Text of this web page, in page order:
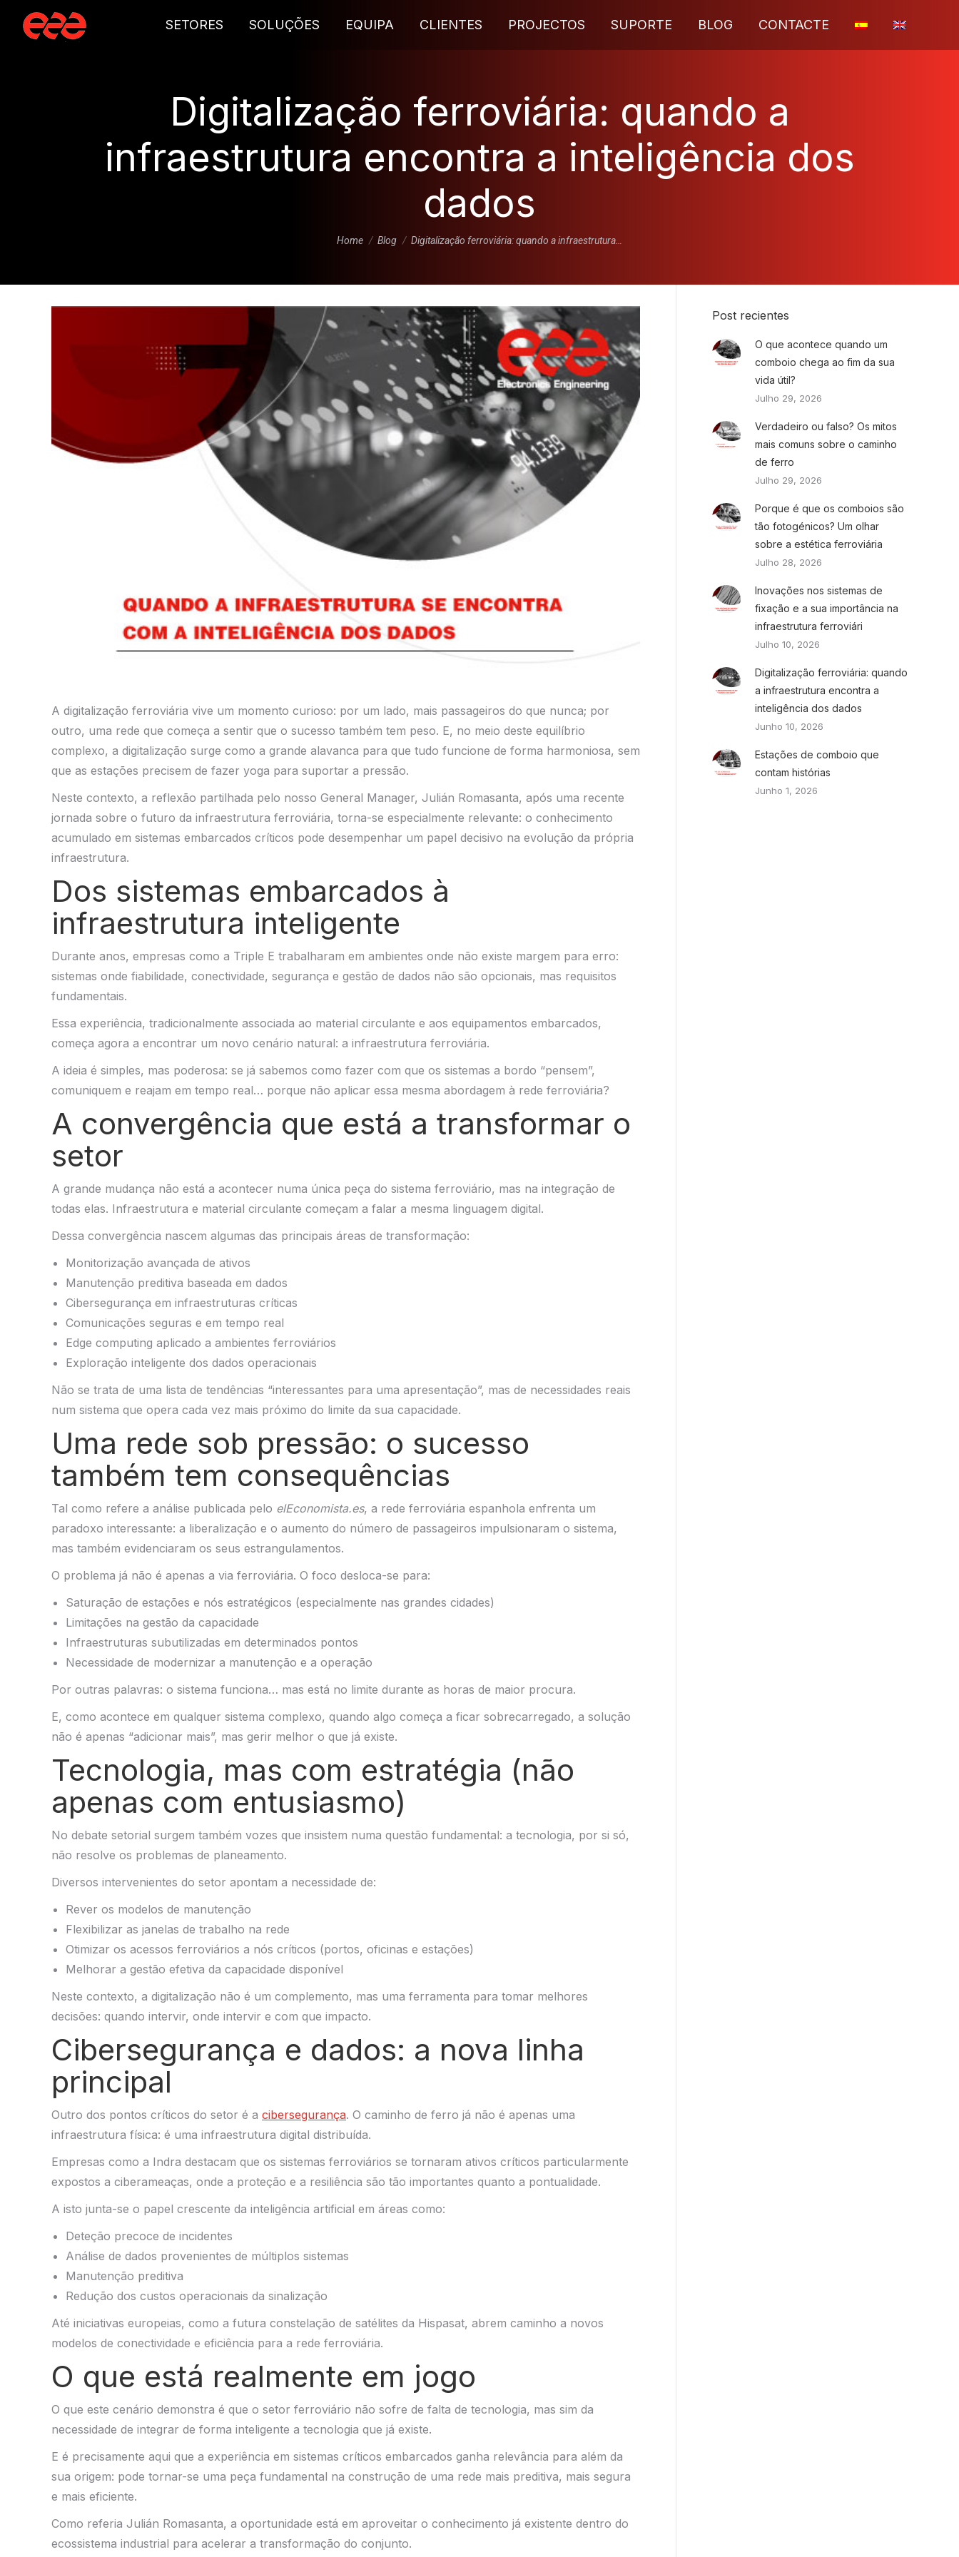
SETORES SOLUÇÕES EQUIPA CLIENTES PROJECTOS SUPORTE BLOG CONTACTE
Digitalização ferroviária: quando a
infraestrutura encontra a inteligência dos
dados
You are here:
Home Blog Digitalização ferroviária: quando a infraestrutura…
A digitalização ferroviária vive um momento curioso: por um lado, mais passageiros do que nunca; por
outro, uma rede que começa a sentir que o sucesso também tem peso. E, no meio deste equilíbrio
complexo, a digitalização surge como a grande alavanca para que tudo funcione de forma harmoniosa, sem
que as estações precisem de fazer yoga para suportar a pressão.
Neste contexto, a reflexão partilhada pelo nosso General Manager, Julián Romasanta, após uma recente
jornada sobre o futuro da infraestrutura ferroviária, torna-se especialmente relevante: o conhecimento
acumulado em sistemas embarcados críticos pode desempenhar um papel decisivo na evolução da própria
infraestrutura.
Dos sistemas embarcados à
infraestrutura inteligente
Durante anos, empresas como a Triple E trabalharam em ambientes onde não existe margem para erro:
sistemas onde fiabilidade, conectividade, segurança e gestão de dados não são opcionais, mas requisitos
fundamentais.
Essa experiência, tradicionalmente associada ao material circulante e aos equipamentos embarcados,
começa agora a encontrar um novo cenário natural: a infraestrutura ferroviária.
A ideia é simples, mas poderosa: se já sabemos como fazer com que os sistemas a bordo “pensem”,
comuniquem e reajam em tempo real… porque não aplicar essa mesma abordagem à rede ferroviária?
A convergência que está a transformar o
setor
A grande mudança não está a acontecer numa única peça do sistema ferroviário, mas na integração de
todas elas. Infraestrutura e material circulante começam a falar a mesma linguagem digital.
Dessa convergência nascem algumas das principais áreas de transformação:
Monitorização avançada de ativos
Manutenção preditiva baseada em dados
Cibersegurança em infraestruturas críticas
Comunicações seguras e em tempo real
Edge computing aplicado a ambientes ferroviários
Exploração inteligente dos dados operacionais
Não se trata de uma lista de tendências “interessantes para uma apresentação”, mas de necessidades reais
num sistema que opera cada vez mais próximo do limite da sua capacidade.
Uma rede sob pressão: o sucesso
também tem consequências
Tal como refere a análise publicada pelo elEconomista.es, a rede ferroviária espanhola enfrenta um
paradoxo interessante: a liberalização e o aumento do número de passageiros impulsionaram o sistema,
mas também evidenciaram os seus estrangulamentos.
O problema já não é apenas a via ferroviária. O foco desloca-se para:
Saturação de estações e nós estratégicos (especialmente nas grandes cidades)
Limitações na gestão da capacidade
Infraestruturas subutilizadas em determinados pontos
Necessidade de modernizar a manutenção e a operação
Por outras palavras: o sistema funciona… mas está no limite durante as horas de maior procura.
E, como acontece em qualquer sistema complexo, quando algo começa a ficar sobrecarregado, a solução
não é apenas “adicionar mais”, mas gerir melhor o que já existe.
Tecnologia, mas com estratégia (não
apenas com entusiasmo)
No debate setorial surgem também vozes que insistem numa questão fundamental: a tecnologia, por si só,
não resolve os problemas de planeamento.
Diversos intervenientes do setor apontam a necessidade de:
Rever os modelos de manutenção
Flexibilizar as janelas de trabalho na rede
Otimizar os acessos ferroviários a nós críticos (portos, oficinas e estações)
Melhorar a gestão efetiva da capacidade disponível
Neste contexto, a digitalização não é um complemento, mas uma ferramenta para tomar melhores
decisões: quando intervir, onde intervir e com que impacto.
Cibersegurança e dados: a nova linha
principal
Outro dos pontos críticos do setor é a cibersegurança. O caminho de ferro já não é apenas uma
infraestrutura física: é uma infraestrutura digital distribuída.
Empresas como a Indra destacam que os sistemas ferroviários se tornaram ativos críticos particularmente
expostos a ciberameaças, onde a proteção e a resiliência são tão importantes quanto a pontualidade.
A isto junta-se o papel crescente da inteligência artificial em áreas como:
Deteção precoce de incidentes
Análise de dados provenientes de múltiplos sistemas
Manutenção preditiva
Redução dos custos operacionais da sinalização
Até iniciativas europeias, como a futura constelação de satélites da Hispasat, abrem caminho a novos
modelos de conectividade e eficiência para a rede ferroviária.
O que está realmente em jogo
O que este cenário demonstra é que o setor ferroviário não sofre de falta de tecnologia, mas sim da
necessidade de integrar de forma inteligente a tecnologia que já existe.
E é precisamente aqui que a experiência em sistemas críticos embarcados ganha relevância para além da
sua origem: pode tornar-se uma peça fundamental na construção de uma rede mais preditiva, mais segura
e mais eficiente.
Como referia Julián Romasanta, a oportunidade está em aproveitar o conhecimento já existente dentro do
ecossistema industrial para acelerar a transformação do conjunto.
Post recientes
O que acontece quando um
comboio chega ao fim da sua
vida útil?
Julho 29, 2026
Verdadeiro ou falso? Os mitos
mais comuns sobre o caminho
de ferro
Julho 29, 2026
Porque é que os comboios são
tão fotogénicos? Um olhar
sobre a estética ferroviária
Julho 28, 2026
Inovações nos sistemas de
fixação e a sua importância na
infraestrutura ferroviári
Julho 10, 2026
Digitalização ferroviária: quando
a infraestrutura encontra a
inteligência dos dados
Junho 10, 2026
Estações de comboio que
contam histórias
Junho 1, 2026